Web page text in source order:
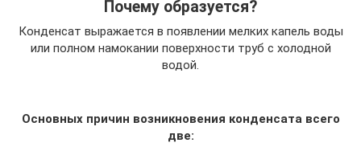
Почему образуется?
Конденсат выражается в появлении мелких капель воды
или полном намокании поверхности труб с холодной
водой.
Основных причин возникновения конденсата всего
две: